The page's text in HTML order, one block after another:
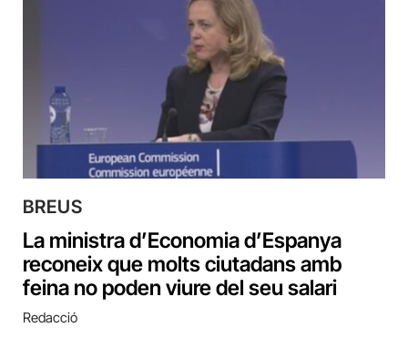
BREUS
La ministra d’Economia d’Espanya
reconeix que molts ciutadans amb
feina no poden viure del seu salari
Redacció